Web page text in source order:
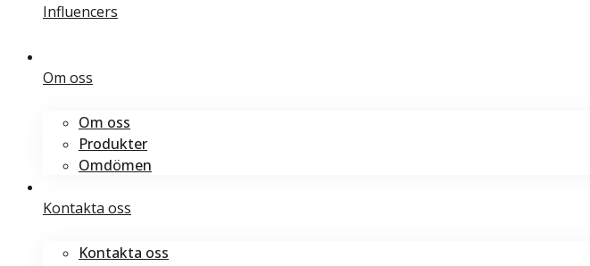
Influencers
Om oss
Om oss
Produkter
Omdömen
Kontakta oss
Kontakta oss